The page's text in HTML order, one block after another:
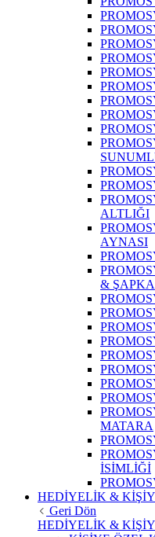
ALTLIĞI
AYNASI
& ŞAPKA
MATARA
İSİMLİĞİ
HEDİYELİK &
Geri Dön
HEDİYELİK &